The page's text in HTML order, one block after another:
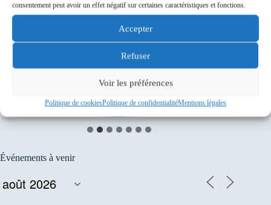
consentement peut avoir un effet négatif sur certaines caractéristiques et fonctions.
Accepter
Refuser
Voir les préférences
Politique de cookiesPolitique de confidentialitéMentions légales
Événements à venir